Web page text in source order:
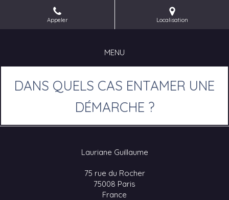
Appeler Localisation
MENU
DANS QUELS CAS ENTAMER UNE
DÉMARCHE ?
Lauriane Guillaume
75 rue du Rocher
75008 Paris
France